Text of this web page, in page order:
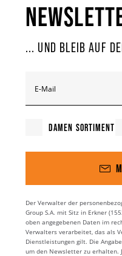
... UND BLEIB AUF
E-Mail
DAMEN SORTIMENT
Der Verwalter der
Group S.A. mit Sitz in Erkner
oben angegebenen Daten im
Verwalters verarbeitet, das als
Dienstleistungen gilt. Die
um den Newsletter zu erhalten.